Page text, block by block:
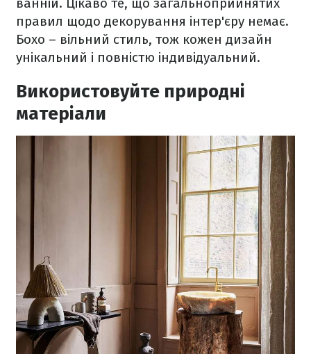
правил щодо декорування інтер'єру немає.
Бохо – вільний стиль, тож кожен дизайн
унікальний і повністю індивідуальний.
Використовуйте природні
матеріали